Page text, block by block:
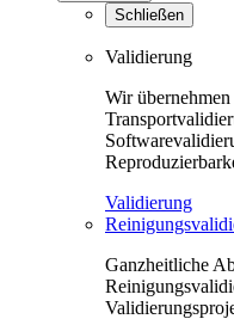
Schließen
Validierung
Wir
Validierung
Ganzheitliche